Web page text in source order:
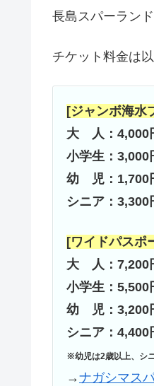
長島スパーラン
チケット料金は
[ジャンボ海水
大 人：4,000
小学生：3,000
幼 児：1,700
シニア：3,300
[ワイドパスポ
大 人：7,200
小学生：5,500
幼 児：3,200
シニア：4,400
※幼児は2歳以上、シ
→ナガシマス